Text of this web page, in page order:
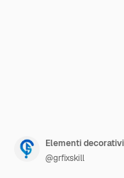
Elementi
@grfixskill